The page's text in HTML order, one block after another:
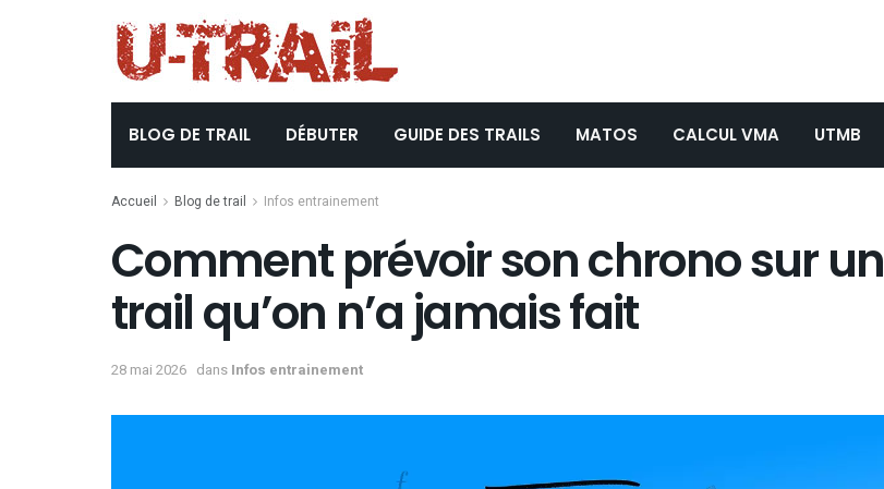
BLOG DE TRAIL DÉBUTER GUIDE DES TRAILS MATOS CALCUL VMA UTMB
Accueil Blog de trail Infos entrainement
Comment prévoir son chrono sur un
trail qu’on n’a jamais fait
28 mai 2026 dans Infos entrainement